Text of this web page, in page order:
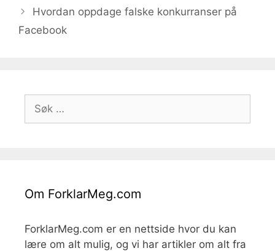
Hvordan oppdage falske konkurranser på
Facebook
Søk
etter:
Om ForklarMeg.com
ForklarMeg.com er en nettside hvor du kan
lære om alt mulig, og vi har artikler om alt fra